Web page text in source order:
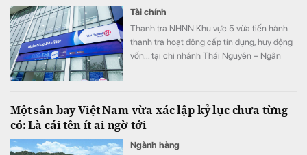
Tài chính
Thanh tra NHNN Khu vực 5 vừa tiến hành
thanh tra hoạt động cấp tín dụng, huy động
vốn... tại chi nhánh Thái Nguyên – Ngân
Một sân bay Việt Nam vừa xác lập kỷ lục chưa từng
có: Là cái tên ít ai ngờ tới
Ngành hàng